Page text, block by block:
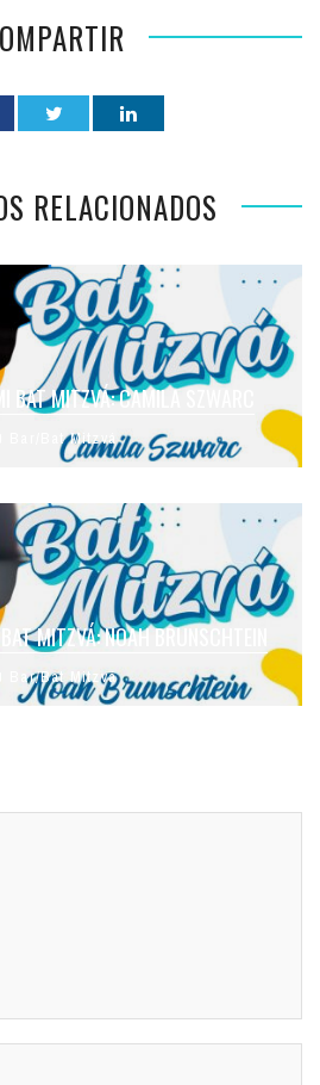
RELACIONADOS
BAT MITZVÁ: CAMILA SZWARC
Bar/Bat Mitzvá
MITZVÁ: NOAH BRUNSCHTEIN
Bar/Bat Mitzvá